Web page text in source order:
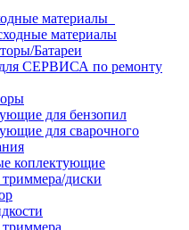
материалы
материалы
Батареи
для СЕРВИСА по ремонту
для бензопил
для сварочного
коплектующие
триммера/диски